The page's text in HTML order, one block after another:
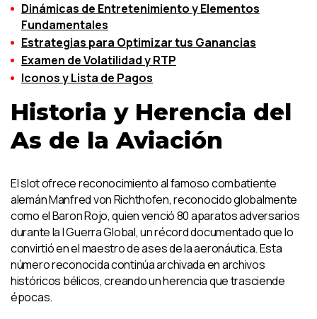
Dinámicas de Entretenimiento y Elementos
Fundamentales
Estrategias para Optimizar tus Ganancias
Examen de Volatilidad y RTP
Iconos y Lista de Pagos
Historia y Herencia del
As de la Aviación
El slot ofrece reconocimiento al famoso combatiente
alemán Manfred von Richthofen, reconocido globalmente
como el Baron Rojo, quien venció 80 aparatos adversarios
durante la I Guerra Global, un récord documentado que lo
convirtió en el maestro de ases de la aeronáutica. Esta
número reconocida continúa archivada en archivos
históricos bélicos, creando un herencia que trasciende
épocas.